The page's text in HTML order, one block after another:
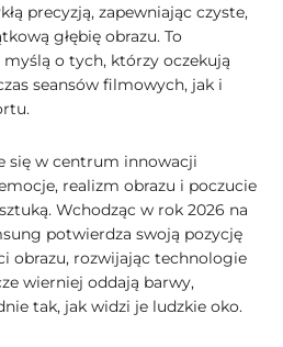
precyzją, zapewniając czyste,
głębię obrazu. To
o tych, którzy oczekują
seansów filmowych, jak i
się w centrum innowacji
realizm obrazu i poczucie
Wchodząc w rok 2026 na
potwierdza swoją pozycję
obrazu, rozwijając technologie
wierniej oddają barwy,
tak, jak widzi je ludzkie oko.